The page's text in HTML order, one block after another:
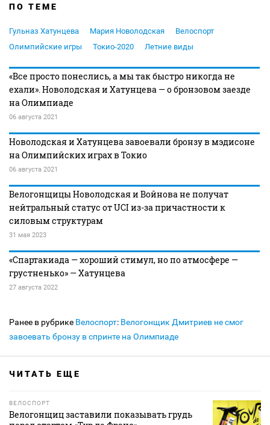
ПО ТЕМЕ
Гульназ Хатунцева Мария Новолодская
Велоспорт
Олимпийские игры
Токио-2020 Летние виды
«Все просто понеслись, а мы так быстро никогда не
ехали». Новолодская и Хатунцева — о бронзовом заезде
на Олимпиаде
06 августа 2021
Новолодская и Хатунцева завоевали бронзу в мэдисоне
на Олимпийских играх в Токио
06 августа 2021
Велогонщицы Новолодская и Войнова не получат
нейтральный статус от UCI из-за причастности к
силовым структурам
31 мая 2023
«Спартакиада — хороший стимул, но по атмосфере —
грустненько» — Хатунцева
27 августа 2022
Ранее в рубрике Велоспорт: Велогонщик Дмитриев не смог
завоевать бронзу в спринте на Олимпиаде
ЧИТАТЬ ЕЩЕ
ВЕЛОСПОРТ
Велогонщиц заставили показывать грудь